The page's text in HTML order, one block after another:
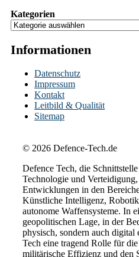
Kategorien
Informationen
Datenschutz
Impressum
Kontakt
Leitbild & Qualität
Sitemap
© 2026 Defence-Tech.de
Defence Tech, die
Technologie und
Entwicklungen in den
Künstliche Intelligenz,
autonome Waffensysteme. In
geopolitischen Lage, in der
physisch, sondern auch digital
Tech eine tragend Rolle für
militärische Effizienz und den